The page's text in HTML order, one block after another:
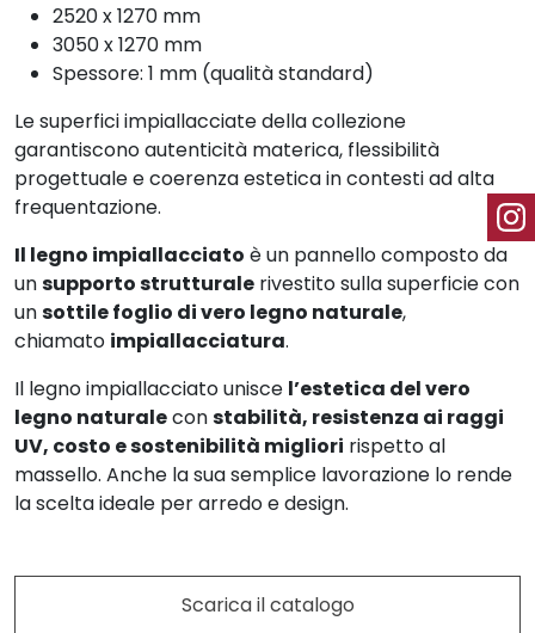
2520 x 1270 mm
3050 x 1270 mm
Spessore: 1 mm (qualità standard)
Le superfici impiallacciate della collezione
garantiscono autenticità materica, flessibilità
progettuale e coerenza estetica in contesti ad alta
frequentazione.
Il legno impiallacciato è un pannello composto da
unsupporto strutturale rivestito sulla superficie con
unsottile foglio di vero legno naturale,
chiamato impiallacciatura.
Il legno impiallacciato unisce l’estetica del vero
legno naturaleconstabilità, resistenza ai raggi
UV, costo e sostenibilità migliori rispetto al
massello. Anche la sua semplice lavorazione lo rende
la scelta ideale per arredo e design.
Scarica il catalogo